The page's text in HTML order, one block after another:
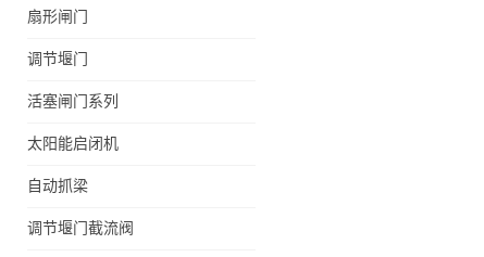
扇形闸门
调节堰门
活塞闸门系列
太阳能启闭机
自动抓梁
调节堰门截流阀制，木制闸门规格丰泰匠